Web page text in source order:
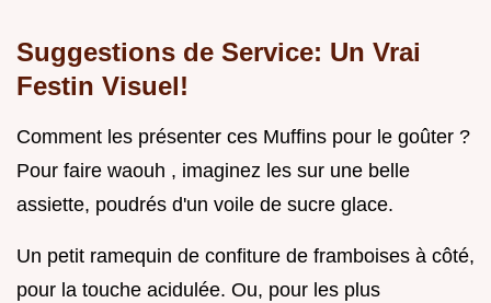
Suggestions de Service: Un Vrai
Festin Visuel!
Comment les présenter ces Muffins pour le goûter ?
Pour faire waouh , imaginez les sur une belle
assiette, poudrés d'un voile de sucre glace.
Un petit ramequin de confiture de framboises à côté,
pour la touche acidulée. Ou, pour les plus